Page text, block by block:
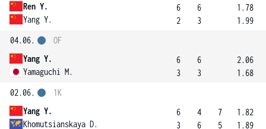
Ren Y.
Yang Y.
6
2
6
3
1.78
1.99
04.06.
Yang Y.
Yamaguchi M.
OF
6
3
6
3
2.06
1.68
02.06.
Yang Y.
Khomutsianskaya D.
1K
6
3
4
6
7
5
1.82
1.89